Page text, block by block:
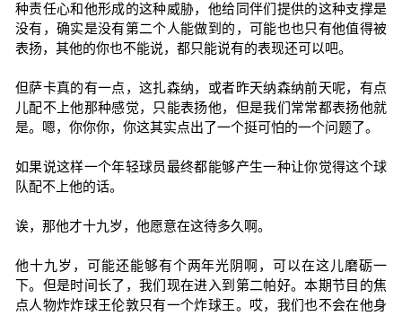
种责任心和他形成的这种威胁，他给同伴们提供的这种支撑是
没有，确实是没有第二个人能做到的，可能也也只有他值得被
表扬，其他的你也不能说，都只能说有的表现还可以吧。
但萨卡真的有一点，这扎森纳，或者昨天纳森纳前天呢，有点
儿配不上他那种感觉，只能表扬他，但是我们常常都表扬他就
是。嗯，你你你，你这其实点出了一个挺可怕的一个问题了。
如果说这样一个年轻球员最终都能够产生一种让你觉得这个球
队配不上他的话。
诶，那他才十九岁，他愿意在这待多久啊。
他十九岁，可能还能够有个两年光阴啊，可以在这儿磨砺一
下。但是时间长了，我们现在进入到第二帕好。本期节目的焦
点人物炸炸球王伦敦只有一个炸球王。哎，我们也不会在他身